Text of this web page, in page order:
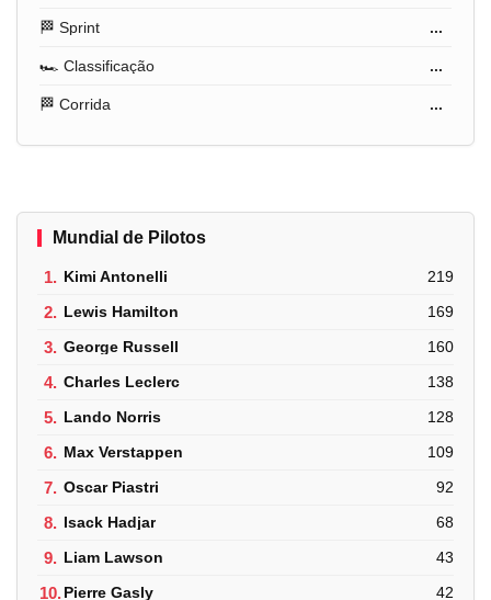
🏁 Sprint ...
🏎️ Classificação ...
🏁 Corrida ...
Mundial de Pilotos
1. Kimi Antonelli 219
2. Lewis Hamilton 169
3. George Russell 160
4. Charles Leclerc 138
5. Lando Norris 128
6. Max Verstappen 109
7. Oscar Piastri 92
8. Isack Hadjar 68
9. Liam Lawson 43
10.Pierre Gasly 42